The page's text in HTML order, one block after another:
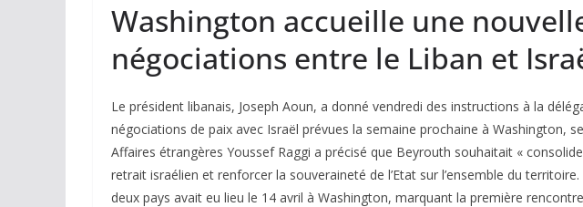
Washington accueille une
négociations entre le Liban et
Le président libanais, Joseph Aoun, a donné vendredi des instructions à la
négociations de paix avec Israël prévues la semaine prochaine à Washington,
Affaires étrangères Youssef Raggi a précisé que Beyrouth souhaitait «
retrait israélien et renforcer la souveraineté de l’Etat sur l’ensemble du
deux pays avait eu lieu le 14 avril à Washington, marquant la première